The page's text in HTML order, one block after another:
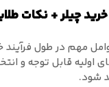
چیلر + نکات
مهم در طول فرآیند
اولیه قابل توجه و
شود.